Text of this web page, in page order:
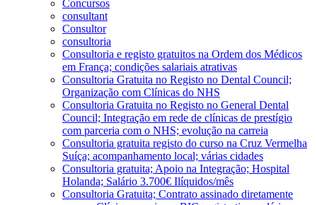
Concursos
consultant
Consultor
consultoria
Consultoria e registo gratuitos na Ordem dos Médicos
em França; condições salariais atrativas
Consultoria Gratuita no Registo no Dental Council;
Organização com Clínicas do NHS
Consultoria Gratuita no Registo no General Dental
Council; Integração em rede de clínicas de prestígio
com parceria com o NHS; evolução na carreia
Consultoria gratuita registo do curso na Cruz Vermelha
Suíça; acompanhamento local; várias cidades
Consultoria gratuita; Apoio na Integração; Hospital
Holanda; Salário 3.700€ Ilíquidos/mês
Consultoria Gratuita; Contrato assinado diretamente